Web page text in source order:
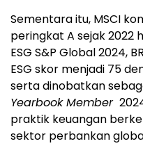
Sementara itu, MSCI
peringkat A sejak 2022
ESG S&P Global 2024,
ESG skor menjadi 75
serta dinobatkan
Yearbook Member
praktik keuangan
sektor perbankan